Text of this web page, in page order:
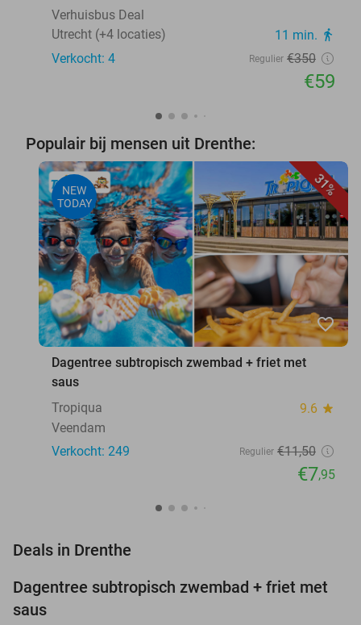
Verhuisbus Deal
Utrecht (+4 locaties)
11 min. directions_walk
Verkocht: 4 Regulier €350
€59
Populair bij mensen uit Drenthe:
31%
NEW
TODAY
favorite_border
Dagentree subtropisch zwembad + friet met
saus
Tropiqua
9.6 star
Veendam
Verkocht: 249
Regulier €11,50
€7,95
Deals in Drenthe
31%
NEW
TODAY
Dagentree subtropisch zwembad + friet met
saus